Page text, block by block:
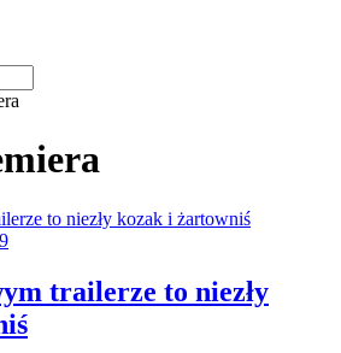
trailerze to niezły